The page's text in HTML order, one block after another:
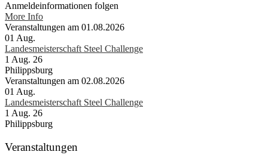
Anmeldeinformationen folgen
More Info
Veranstaltungen am 01.08.2026
01 Aug.
Landesmeisterschaft Steel Challenge
1 Aug. 26
Philippsburg
Veranstaltungen am 02.08.2026
01 Aug.
Landesmeisterschaft Steel Challenge
1 Aug. 26
Philippsburg
Veranstaltungen